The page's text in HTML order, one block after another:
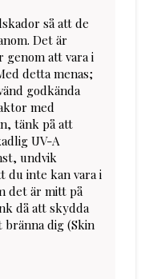
så att de
Det är
att vara i
detta menas;
godkända
med
tänk på att
UV-A
undvik
du inte kan vara i
det är mitt på
då att skydda
dig (Skin